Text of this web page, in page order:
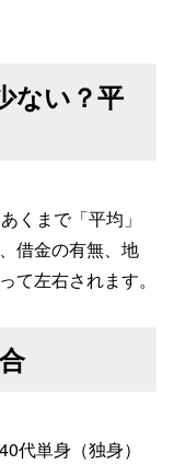
ない？平
くまで「平均」
借金の有無、地
て左右されます。
代単身（独身）